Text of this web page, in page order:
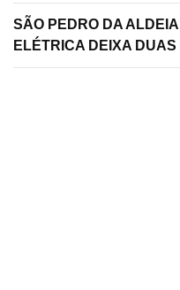
SÃO PEDRO DA
ELÉTRICA DEIXA